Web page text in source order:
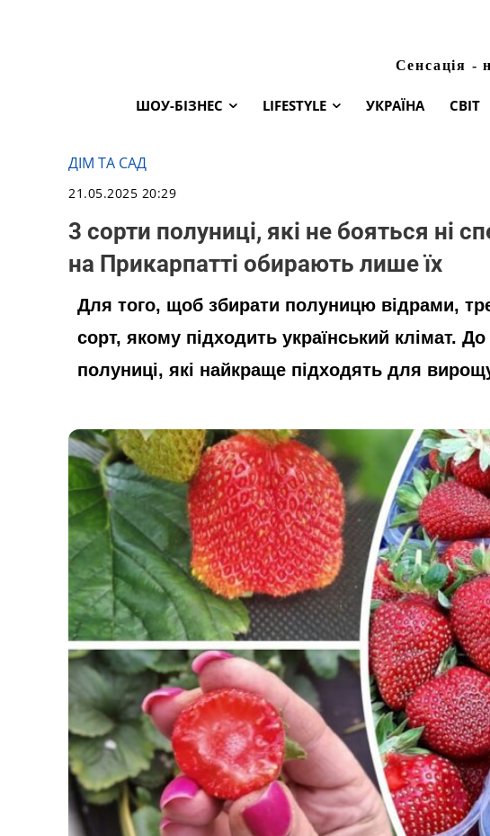
Сенсація -
ШОУ-БІЗНЕС LIFESTYLE УКРАЇНА СВІТ
ДІМ ТА САД
21.05.2025 20:29
3 сорти полуниці, які не бояться ні
на Прикарпатті обирають лише їх
Для того, щоб збирати полуницю відрами,
сорт, якому підходить український клімат.
полуниці, які найкраще підходять для